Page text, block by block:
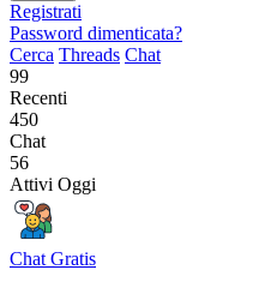
Registrati
Password dimenticata?
Cerca Threads Chat
99
Recenti
450
Chat
56
Attivi Oggi
Chat Gratis